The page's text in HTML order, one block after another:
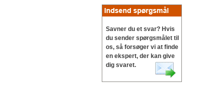
Savner du et svar? Hvis
du sender spørgsmålet til
os, så forsøger vi at finde
en ekspert, der kan give
dig svaret.